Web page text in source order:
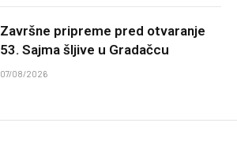
Završne pripreme pred otvaranje
53. Sajma šljive u Gradačcu
07/08/2026